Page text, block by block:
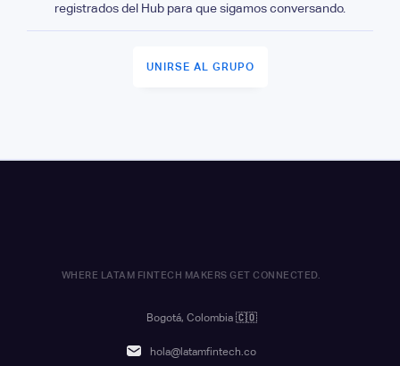
registrados del Hub para que sigamos conversando.
UNIRSE AL GRUPO
WHERE LATAM FINTECH MAKERS GET CONNECTED.
Bogotá, Colombia 🇨🇴
hola@latamfintech.co